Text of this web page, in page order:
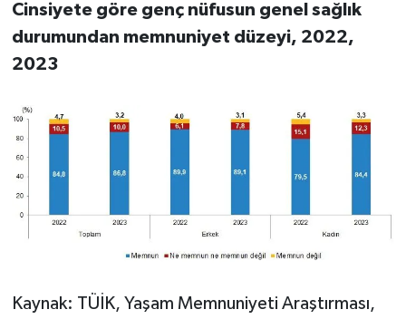
Cinsiyete göre genç nüfusun genel sağlık
durumundan memnuniyet düzeyi, 2022,
2023
Kaynak: TÜİK, Yaşam Memnuniyeti Araştırması,